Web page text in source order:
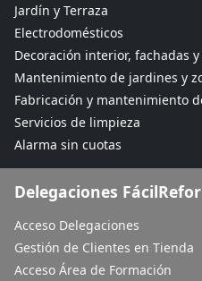
Jardín y Terraza
Electrodomésticos
Decoración interior, fachadas
Mantenimiento de jardines y
Fabricación y mantenimiento
Servicios de limpieza
Alarma sin cuotas
Delegaciones
Acceso Delegaciones
Gestión de Clientes en Tienda
Acceso Área de Formación